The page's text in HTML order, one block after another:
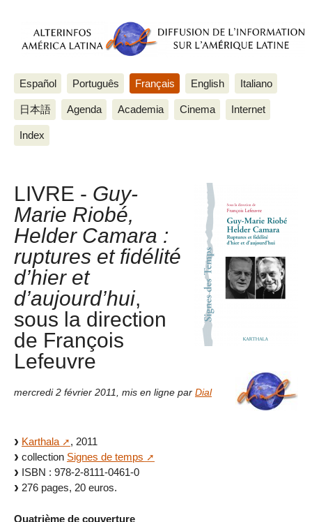
Español Português Français English Italiano
日本語 Agenda Academia Cinema Internet
Index
LIVRE - Guy-
Marie Riobé,
Helder Camara :
ruptures et fidélité
d’hier et
d’aujourd’hui,
sous la direction
de François
Lefeuvre
mercredi 2 février 2011 mis en ligne par Dial
Karthala
, 2011
collection Signes de temps
ISBN : 978-2-8111-0461-0
276 pages, 20 euros.
Quatrième de couverture